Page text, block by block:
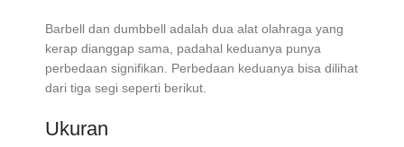
Barbell dan dumbbell adalah dua alat olahraga yang
kerap dianggap sama, padahal keduanya punya
perbedaan signifikan. Perbedaan keduanya bisa dilihat
dari tiga segi seperti berikut.
Ukuran